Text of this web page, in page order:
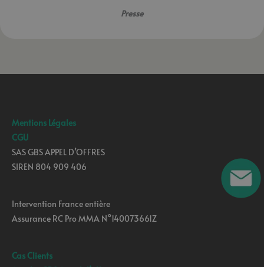
Presse
Mentions Légales
CGU
SAS GBS APPEL D’OFFRES
SIREN 804 909 406
Intervention France entière
Assurance RC Pro MMA N°140073661Z
Cas Clients